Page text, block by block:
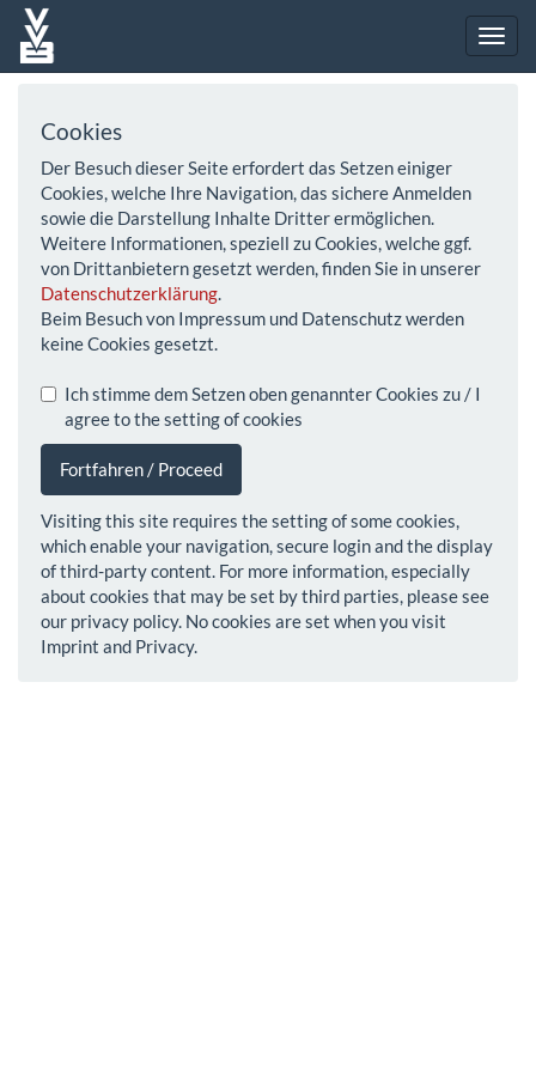
Cookies
Der Besuch dieser Seite erfordert das Setzen einiger
Cookies, welche Ihre Navigation, das sichere Anmelden
sowie die Darstellung Inhalte Dritter ermöglichen.
Weitere Informationen, speziell zu Cookies, welche ggf.
von Drittanbietern gesetzt werden, finden Sie in unserer
Datenschutzerklärung.
Beim Besuch von Impressum und Datenschutz werden
keine Cookies gesetzt.
Ich stimme dem Setzen oben genannter Cookies zu / I
agree to the setting of cookies
Fortfahren / Proceed
Visiting this site requires the setting of some cookies,
which enable your navigation, secure login and the display
of third-party content. For more information, especially
about cookies that may be set by third parties, please see
our privacy policy. No cookies are set when you visit
Imprint and Privacy.